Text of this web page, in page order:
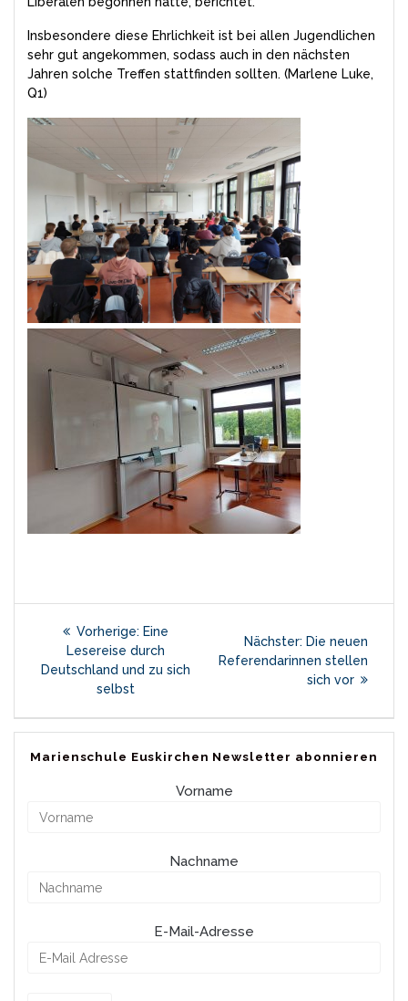
Insbesondere diese Ehrlichkeit ist bei allen Jugendlichen
sehr gut angekommen, sodass auch in den nächsten
Jahren solche Treffen stattfinden sollten. (Marlene Luke,
Q1)
Beitragsnavigation
Vorherige: Vorheriger
Beitrag:
Eine
Lesereise durch
Deutschland und zu sich
selbst
Nächster: Nächster
Beitrag:
Die neuen
Referendarinnen stellen
sich vor
Marienschule Euskirchen Newsletter abonnieren
Vorname
Nachname
E-Mail-Adresse